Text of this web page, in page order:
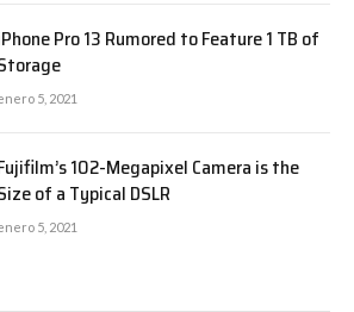
Pro 13 Rumored to Feature 1 TB of
5, 2021
102-Megapixel Camera is the
of a Typical DSLR
5, 2021